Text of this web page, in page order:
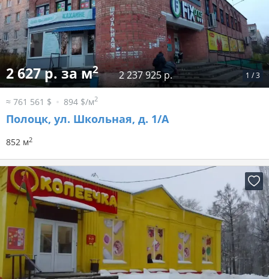
1 /3
2 627 р. за м2 2 237 925 р.
≈ 761 561 $ 894 $/м2
Полоцк, ул. Школьная, д. 1/А
852 м2